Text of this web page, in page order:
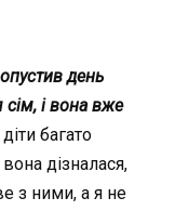
день
і вона вже
багато
дізналася,
з ними, а я не